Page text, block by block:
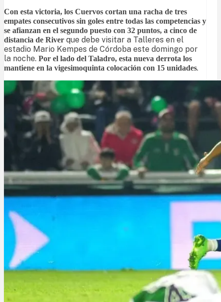
Con esta victoria, los Cuervos cortan una racha de tres
empates consecutivos sin goles entre todas las competencias y
se afianzan en el segundo puesto con 32 puntos, a cinco de
distancia de River que debe visitar a Talleres en el
estadio Mario Kempes de Córdoba este domingo por
la noche. Por el lado del Taladro, esta nueva derrota los
mantiene en la vigesimoquinta colocación con 15 unidades.